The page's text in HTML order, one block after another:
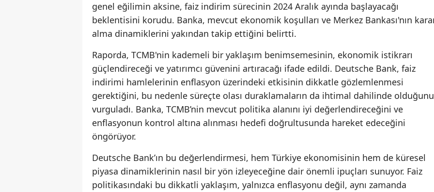
Tokat
Trabzon
Şanlıurfa
Uşak
Van
Yozgat
Bayburt
genel eğilimin aksine, faiz indirim sürecinin 2024 Aralık ayında başlayacağı
beklentisini korudu. Banka, mevcut ekonomik koşulları ve Merkez Bankası'nın
alma dinamiklerini yakından takip ettiğini belirtti.
Raporda, TCMB'nin kademeli bir yaklaşım benimsemesinin, ekonomik istikrarı
güçlendireceği ve yatırımcı güvenini artıracağı ifade edildi. Deutsche Bank, faiz
indirimi hamlelerinin enflasyon üzerindeki etkisinin dikkatle gözlemlenmesi
gerektiğini, bu nedenle süreçte olası duraklamaların da ihtimal dahilinde olduğunu
vurguladı. Banka, TCMB’nin mevcut politika alanını iyi değerlendireceğini ve
enflasyonun kontrol altına alınması hedefi doğrultusunda hareket edeceğini
öngörüyor.
Deutsche Bank’ın bu değerlendirmesi, hem Türkiye ekonomisinin hem de küresel
piyasa dinamiklerinin nasıl bir yön izleyeceğine dair önemli ipuçları sunuyor. Faiz
politikasındaki bu dikkatli yaklaşım, yalnızca enflasyonu değil, aynı zamanda